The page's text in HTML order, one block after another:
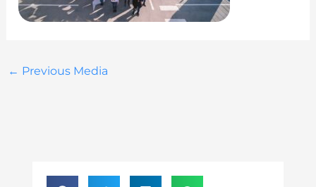
← Previous Media